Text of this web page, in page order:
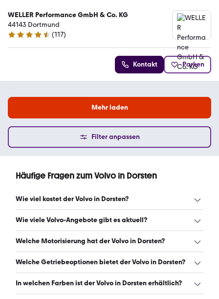
WELLER Performance GmbH & Co. KG
44143 Dortmund
4.6 Sterne
(117)
Kontakt Parken
Mehr laden
Filter anpassen
Häufige Fragen zum Volvo in Dorsten
Wie viel kostet der Volvo in Dorsten?
Ein guter Preis für einen Volvo in Dorsten liegt zwischen
€ monatlich. (Stand: 8.8.2026)
Wie viele Volvo-Angebote gibt es aktuell?
Es gibt insgesamt 437 Volvo bei mobile.de, davon 396
Welche Motorisierung hat der Volvo in Dorsten?
Der Volvo in Dorsten hat Leistungen zwischen 120 und 455
Welche Getriebeoptionen bietet der Volvo in Dorsten?
Der Volvo in Dorsten ist mit automatischem und
In welchen Farben ist der Volvo in Dorsten erhältlich?